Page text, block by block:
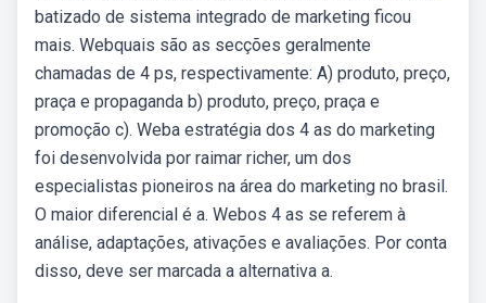
batizado de sistema integrado de marketing ficou
mais. Webquais são as secções geralmente
chamadas de 4 ps, respectivamente: A) produto, preço,
praça e propaganda b) produto, preço, praça e
promoção c). Weba estratégia dos 4 as do marketing
foi desenvolvida por raimar richer, um dos
especialistas pioneiros na área do marketing no brasil.
O maior diferencial é a. Webos 4 as se referem à
análise, adaptações, ativações e avaliações. Por conta
disso, deve ser marcada a alternativa a.